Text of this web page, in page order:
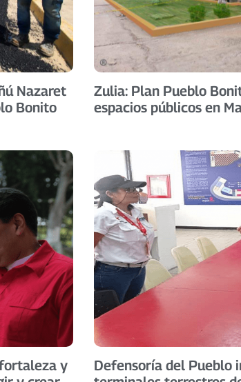
Nazaret
Bonito
Zulia: Plan Pueblo
espacios públicos en
y
Defensoría del Pueblo